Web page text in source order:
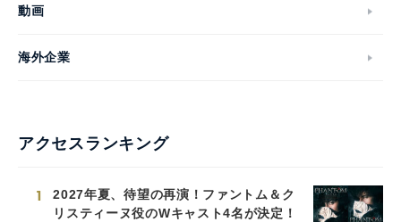
動画
海外企業
アクセスランキング
1
2027年夏、待望の再演！ファントム＆ク
リスティーヌ役のWキャスト4名が決定！